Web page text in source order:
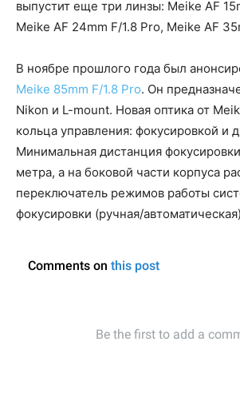
выпустит еще три линзы: Meike AF
Meike AF 24mm F/1.8 Pro, Meike AF
В ноябре прошлого года был
Meike 85mm F/1.8 Pro. Он
Nikon и L-mount. Новая оптика от
кольца управления: фокусировкой и
Минимальная дистанция
метра, а на боковой части корпуса
переключатель режимов работы
фокусировки (ручная/